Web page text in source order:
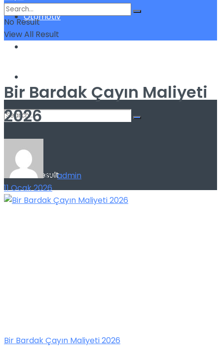
Otomotiv
View All Result
No Result
View All Result
Bir Bardak Çayın Maliyeti
2026
byadmin
11 Ocak 2026
Bir Bardak Çayın Maliyeti 2026